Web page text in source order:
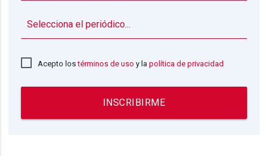
Acepto lostérminos de uso y lapolítica de privacidad
INSCRIBIRME